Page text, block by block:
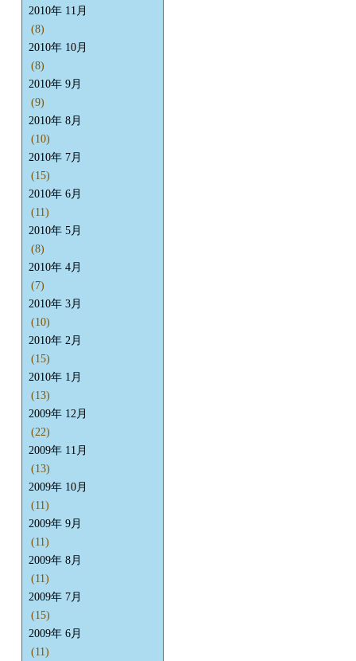
2010年 11月
(8)
2010年 10月
(8)
2010年 9月
(9)
2010年 8月
(10)
2010年 7月
(15)
2010年 6月
(11)
2010年 5月
(8)
2010年 4月
(7)
2010年 3月
(10)
2010年 2月
(15)
2010年 1月
(13)
2009年 12月
(22)
2009年 11月
(13)
2009年 10月
(11)
2009年 9月
(11)
2009年 8月
(11)
2009年 7月
(15)
2009年 6月
(11)